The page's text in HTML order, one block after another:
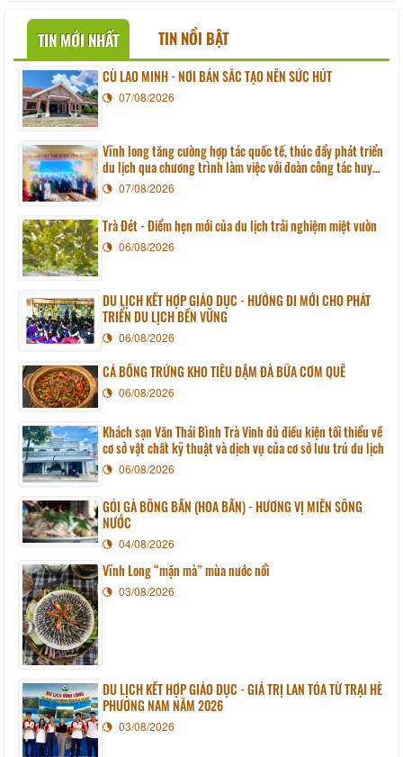
TIN MỚI NHẤT TIN NỔI BẬT
CÙ LAO MINH - NƠI BẢN SẮC TẠO NÊN SỨC HÚT
07/08/2026
Vĩnh long tăng cường hợp tác quốc tế, thúc đẩy phát triển
du lịch qua chương trình làm việc với đoàn công tác huyện
Sunchang (Hàn quốc)
07/08/2026
Trà Đét - Điểm hẹn mới của du lịch trải nghiệm miệt vườn
06/08/2026
DU LỊCH KẾT HỢP GIÁO DỤC - HƯỚNG ĐI MỚI CHO PHÁT
TRIỂN DU LỊCH BỀN VỮNG
06/08/2026
CÁ BỐNG TRỨNG KHO TIÊU ĐẬM ĐÀ BỮA CƠM QUÊ
06/08/2026
Khách sạn Văn Thái Bình Trà Vinh đủ điều kiện tối thiểu về
cơ sở vật chất kỹ thuật và dịch vụ của cơ sở lưu trú du lịch
06/08/2026
GỎI GÀ BÔNG BẦN (HOA BẦN) - HƯƠNG VỊ MIỀN SÔNG
NƯỚC
04/08/2026
Vĩnh Long “mặn mà” mùa nước nổi
03/08/2026
DU LỊCH KẾT HỢP GIÁO DỤC - GIÁ TRỊ LAN TỎA TỪ TRẠI HÈ
PHƯƠNG NAM NĂM 2026
03/08/2026